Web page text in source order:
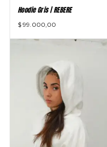
Hoodie Gris | REBERE
$ 99.000,00